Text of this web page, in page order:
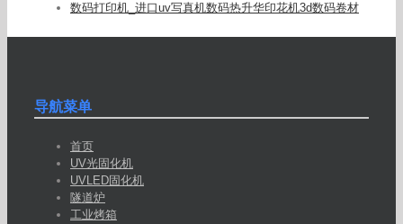
数码打印机_进口uv写真机数码热升华印花机3d数码卷材
导航菜单
首页
UV光固化机
UVLED固化机
隧道炉
工业烤箱